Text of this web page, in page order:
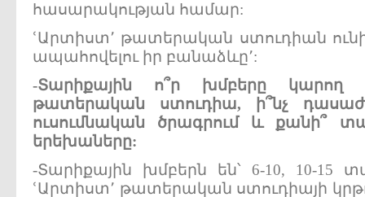
հասարակության համար:
ՙԱրտիստ՚ թատերական ստուդիան ունի
ապահովելու իր բանաձևը՚:
-Տարիքային ո՞ր խմբերը կարող
թատերական ստուդիա, ի՞նչ
ուսումնական ծրագրում և քանի՞
երեխաները:
-Տարիքային խմբերն են՝ 6-10, 10-15
ՙԱրտիստ՚ թատերական ստուդիայի